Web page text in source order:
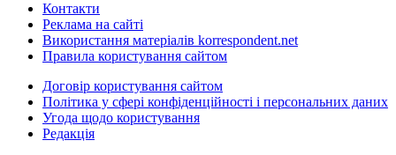
Контакти
Реклама на сайті
Використання матеріалів korrespondent.net
Правила користування сайтом
Договір користування сайтом
Політика у сфері конфіденційності і персональних даних
Угода щодо користування
Редакція